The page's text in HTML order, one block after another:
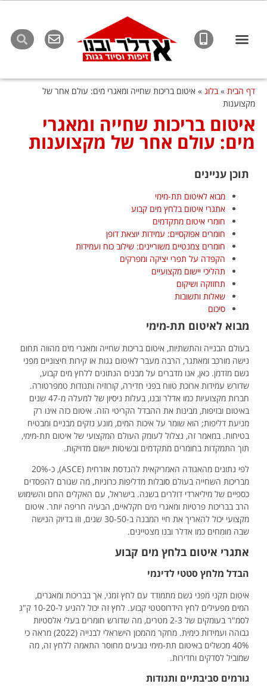
דף הבית » בלוג » איטום בריכות שחייה ומאגרי מים: עולם אחר של
מקצוענות
איטום בריכות שחייה ומאגרי
מים: עולם אחר של מקצוענות
תוכן עניינים
מבוא לאיטום תת-מימי
אתגרי איטום בלחץ מים קבוע
חומרי איטום מתקדמים
חומרים אפוקסיים: עמידות יוצאת דופן
חומרים צמנטיים משוריינים: שילוב כוח ועמידות
הקפדה על תפרי יציקה ומפרקים
תהליכי יישום מקצועיים
תחזוקה ושיקום
שאלות ותשובות
סיכום
מבוא לאיטום תת-מימי
בעולם הבנייה והתשתיות, איטום בריכות שחייה ומאגרי מים מהווה תחום
נישה מורכב ומאתגר, הרבה מעבר לאיטום גגות או קירות חיצוניים מפני
גשם מזדמן. כאן, אנו מדברים על מבנים הנתונים ללחץ מים קבוע,
שדורש עמידות ארוכת טווח בפני חדירה, קורוזיה ותנודות טמפרטורה.
חברות מקצועיות כמו אדלר ובנו, בעלות ניסיון של למעלה מ-47 שנים
באיטום ובזיפות, מבינות את ההבדל הקריטי הזה. איטום כזה אינו רק
מניעת דליפות; הוא שומר על איכות המים, מונע נזקים מבניים ומבטיח
בטיחות. במאמר זה, נצלול לעומק העולם המקצועי של איטום תת-מימי,
תוך התמקדות בחומרים מתקדמים ובשיטות יישום מדויקות.
לפי נתונים מהאגודה האמריקאית להנדסת אזרחית (ASCE), כ-20%
מבריכות השחייה בעולם סובלות מדליפות כרוניות, מה שגורם להפסדים
כספיים של מיליארדי דולרים בשנה. בישראל, עם האקלים החם והשימוש
הרב בבריכות פרטיות ומאגרי מים חקלאיים, הבעיה חריפה יותר. איטום
מקצועי יכול להאריך את חיי המבנה ב-30-50 שנים, וזו בדיוק הנישה
שבה מומחים כמו אדלר ובנו מצטיינים.
אתגרי איטום בלחץ מים קבוע
הבדל מלחץ סטטי לדינמי
איטום תקני מפני גשם מתמודד עם לחץ זמני, אך בבריכות ומאגרים,
המים מפעילים לחץ הידרוסטטי קבוע. לחץ זה יכול להגיע ל-10-20 ק"ג
לסמ"ר בעומקים של 2-3 מטרים, מה שדורש חומרים בעלי אלסטיות
גבוהה ועמידות כימית. מחקר מהמכון הישראלי לבנייה (2022) מראה כי
40% מכשלים באיטום תת-מימי נובעים מחוסר התאמה ללחץ זה, מה
שמוביל לסדקים וחדירות.
גורמים סביבתיים ותנודות